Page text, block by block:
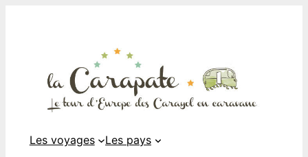
Les voyages Les pays